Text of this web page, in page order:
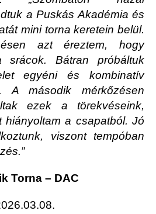
a Puskás Akadémia és
mini torna keretein belül.
azt éreztem, hogy
srácok. Bátran próbáltuk
egyéni és kombinatív
A második mérkőzésen
ezek a törekvéseink,
hiányoltam a csapatból. Jó
viszont tempóban
Torna – DAC